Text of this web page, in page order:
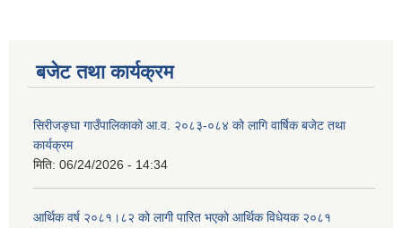
बजेट तथा कार्यक्रम
सिरीजङ्घा गाउँपालिकाको आ.व. २०८३-०८४ को लागि वार्षिक बजेट तथा
कार्यक्रम
मिति: 06/24/2026 - 14:34
आर्थिक वर्ष २०८१।८२ को लागी पारित भएको आर्थिक विधेयक २०८१